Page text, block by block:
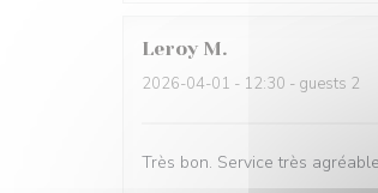
Leroy M
2026-04-01 - 12:30 - guests 2
Très bon. Service très